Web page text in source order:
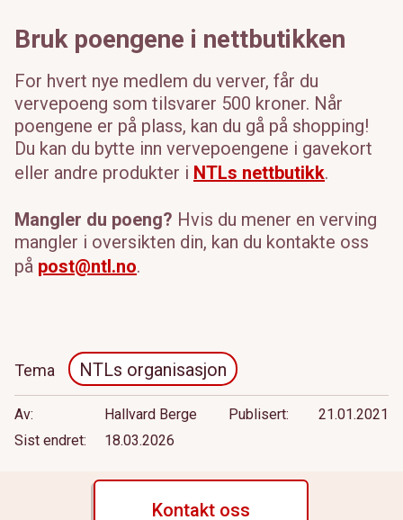
Bruk poengene i nettbutikken
For hvert nye medlem du verver, får du
vervepoeng som tilsvarer 500 kroner. Når
poengene er på plass, kan du gå på shopping!
Du kan du bytte inn vervepoengene i gavekort
eller andre produkter i NTLs nettbutikk.
Mangler du poeng? Hvis du mener en verving
mangler i oversikten din, kan du kontakte oss
på post@ntl.no.
Tema NTLs organisasjon
Av Hallvard Berge Publisert
21.01.2021
Sist endret
18.03.2026
Kontakt oss